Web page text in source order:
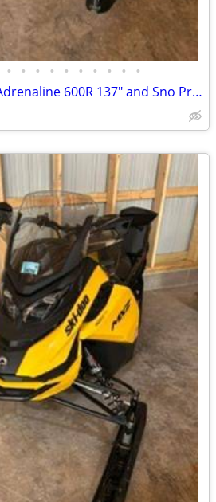
• • • • • • • • • •
(2) 2025 SkiDoo MXZ Adrenaline 600R 137" and Sno Pro Trailer